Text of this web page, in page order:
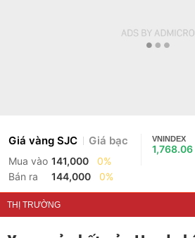
Giá vàng SJC Giá bạc
Mua vào 141,000
0%
Bán ra
144,000 0%
VNINDEX
1,768.06
THỊ TRƯỜNG